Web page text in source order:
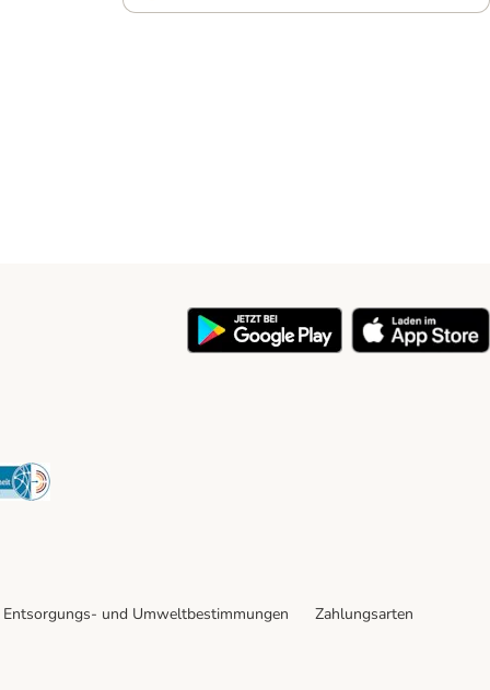
Security
Entsorgungs- und Umweltbestimmungen
Zahlungsarten